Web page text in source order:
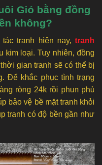
Gió bằng đồng
không?
tranh hiện nay, tranh
kim loại. Tuy nhiên, đồng
gian tranh sẽ có thể bị
Để khắc phục tình trạng
ròng 24k rồi phun phủ
bảo vệ bề mặt tranh khỏi
tranh có độ bền gần như